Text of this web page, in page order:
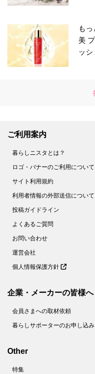
も
美
ッシ
ご利用案内
暮らしニスタとは？
ロゴ・バナーのご利用について
サイト利用規約
利用者情報の外部送信について
投稿ガイドライン
よくあるご質問
お問い合わせ
運営会社
個人情報保護方針
企業・メーカーの皆様へ
会員さまへの取材依頼
暮らしサポーターのお申し込み
Other
特集